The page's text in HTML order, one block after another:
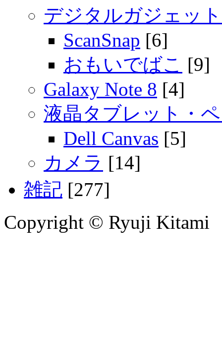
デジタルガジェット
ScanSnap [6]
おもいでばこ [9]
Galaxy Note 8 [4]
液晶タブレット・
Dell Canvas [5]
カメラ [14]
雑記 [277]
Copyright © Ryuji Kitami